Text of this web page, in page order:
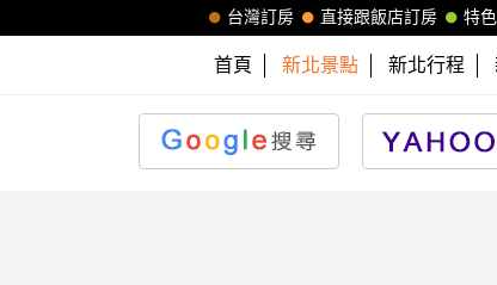
特
直接跟飯店訂房
台灣訂房
首頁 新北景點 新北行程